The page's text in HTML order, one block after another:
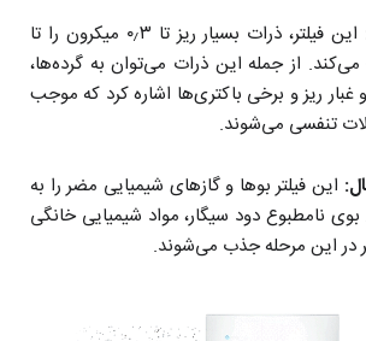
این فیلتر، ذرات بسیار ریز تا ۰٫۳ میکرون را تا
می‌کند. از جمله این ذرات می‌توان به گرده‌ها،
غبار ریز و برخی باکتری‌ها اشاره کرد که موجب
تنفسی می‌شوند.
این فیلتر بوها و گازهای شیمیایی مضر را به
بوی نامطبوع دود سیگار، مواد شیمیایی خانگی
در این مرحله جذب می‌شوند.